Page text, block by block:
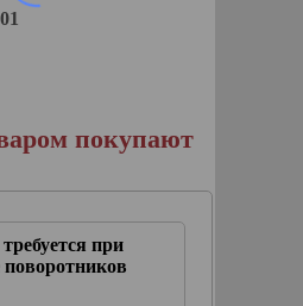
покупают
при
поворотников